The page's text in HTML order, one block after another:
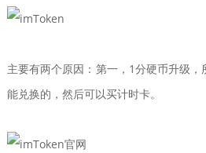
主要有两个原因：第一，1分硬币升级
能兑换的，然后可以买计时卡。